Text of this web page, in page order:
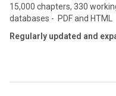
15,000 chapters, 330
databases - PDF and HTML
Regularly updated and